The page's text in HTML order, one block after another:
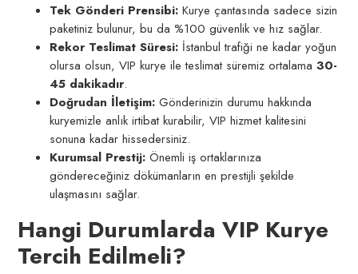
Tek Gönderi Prensibi: Kurye çantasında sadece sizin
paketiniz bulunur, bu da %100 güvenlik ve hız sağlar.
Rekor Teslimat Süresi: İstanbul trafiği ne kadar yoğun
olursa olsun, VIP kurye ile teslimat süremiz ortalama30-
45 dakikadır.
Doğrudan İletişim: Gönderinizin durumu hakkında
kuryemizle anlık irtibat kurabilir, VIP hizmet kalitesini
sonuna kadar hissedersiniz.
Kurumsal Prestij: Önemli iş ortaklarınıza
göndereceğiniz dökümanların en prestijli şekilde
ulaşmasını sağlar.
Hangi Durumlarda VIP Kurye
Tercih Edilmeli?